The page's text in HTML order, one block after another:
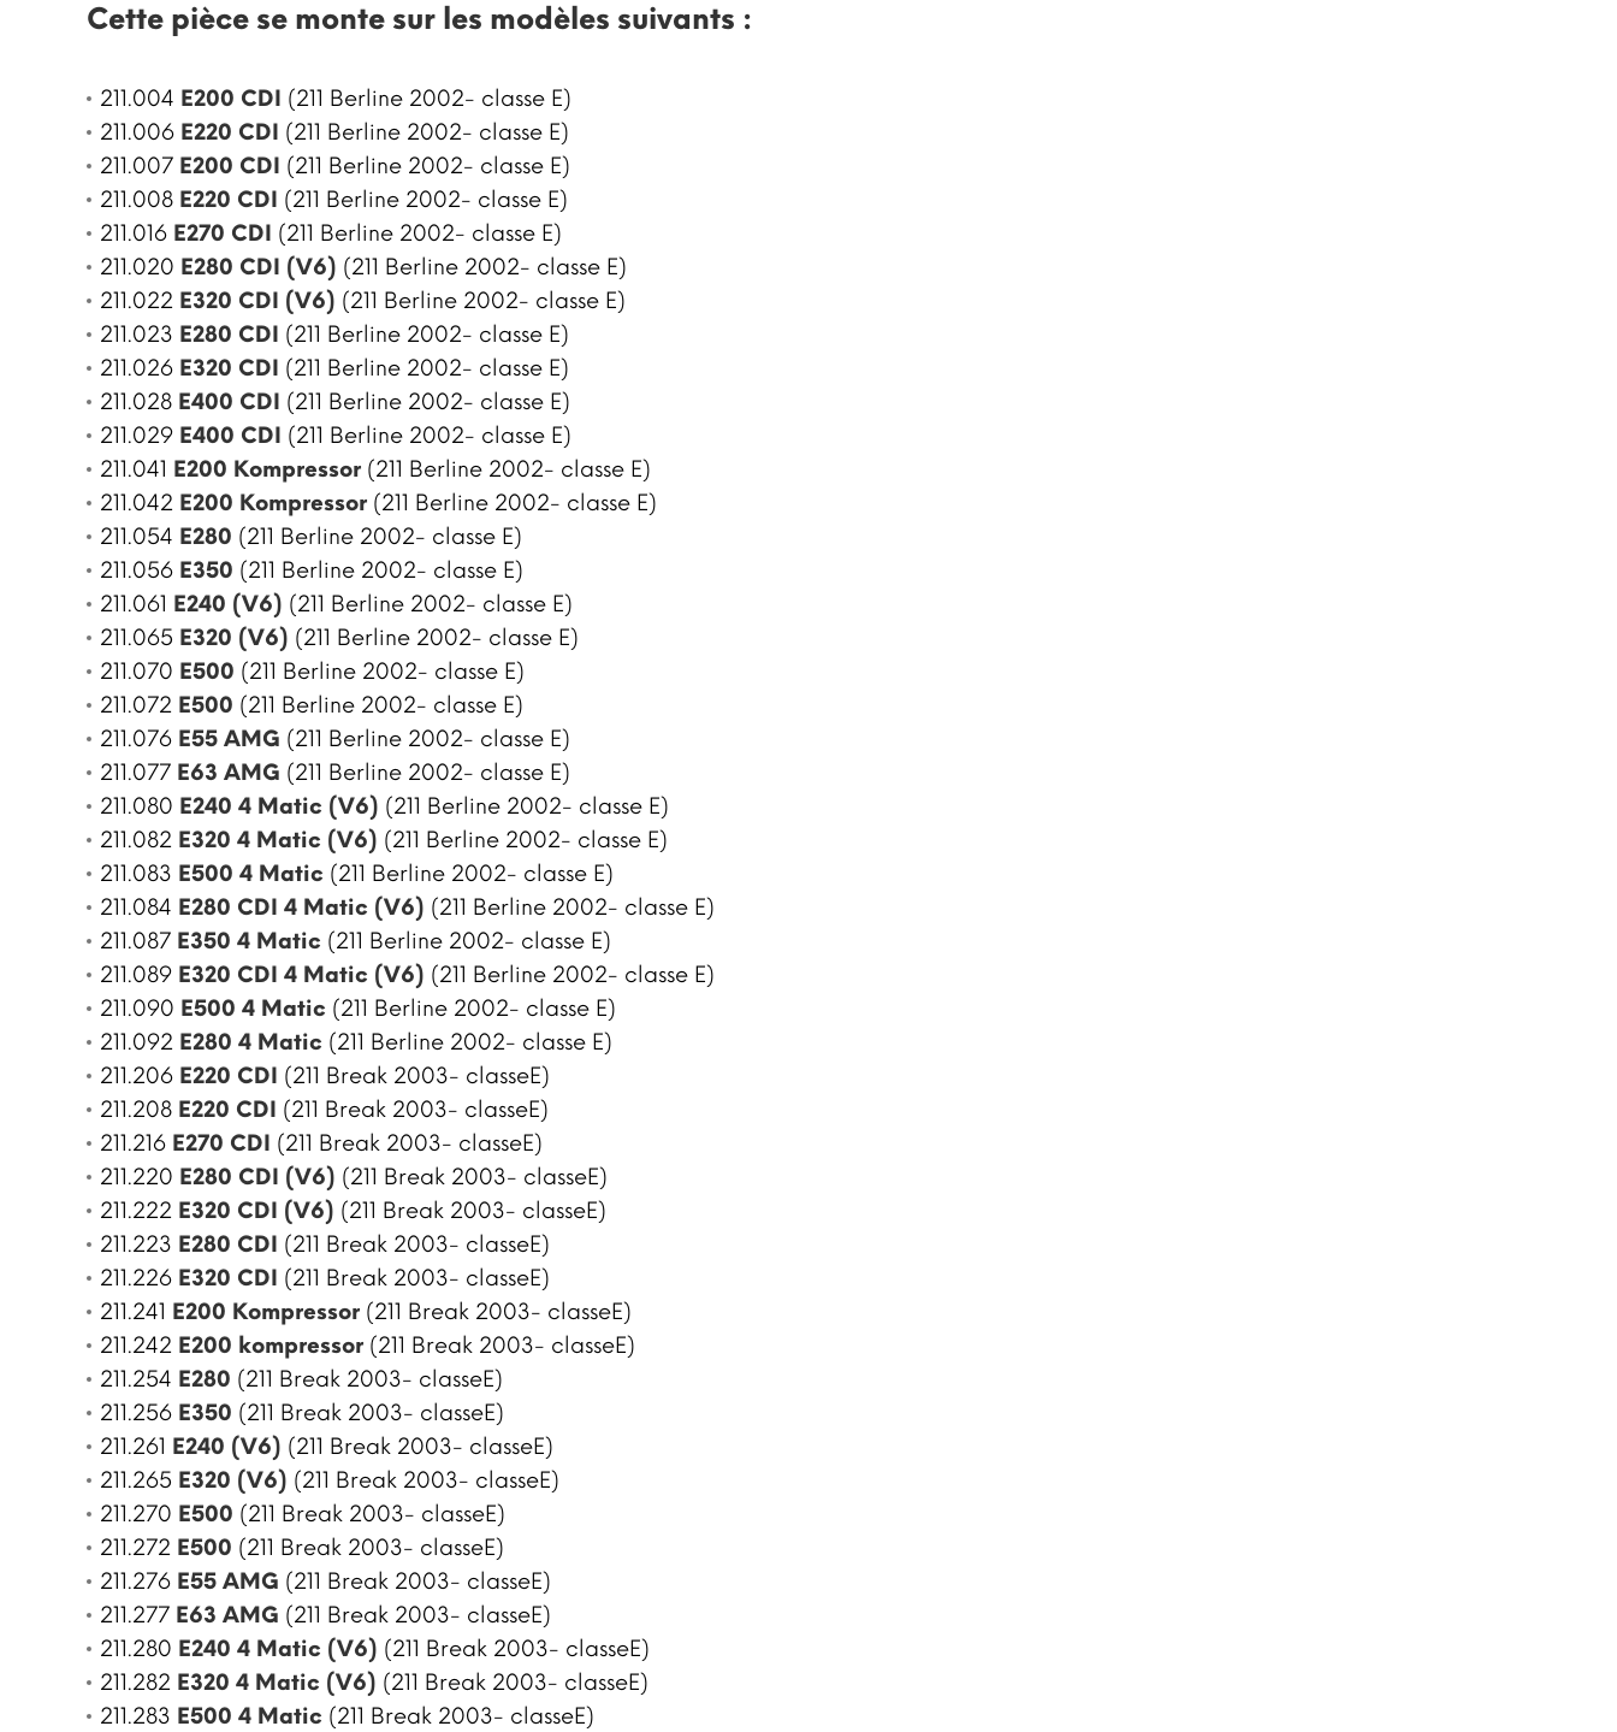
Cette pièce se monte sur les modèles suivants :
211.004 E200 CDI (211 Berline 2002- classe E)
211.006 E220 CDI (211 Berline 2002- classe E)
211.007 E200 CDI (211 Berline 2002- classe E)
211.008 E220 CDI (211 Berline 2002- classe E)
211.016 E270 CDI (211 Berline 2002- classe E)
211.020 E280 CDI (V6) (211 Berline 2002- classe E)
211.022 E320 CDI (V6) (211 Berline 2002- classe E)
211.023 E280 CDI (211 Berline 2002- classe E)
211.026 E320 CDI (211 Berline 2002- classe E)
211.028 E400 CDI (211 Berline 2002- classe E)
211.029 E400 CDI (211 Berline 2002- classe E)
211.041 E200 Kompressor (211 Berline 2002- classe E)
211.042 E200 Kompressor (211 Berline 2002- classe E)
211.054 E280 (211 Berline 2002- classe E)
211.056 E350 (211 Berline 2002- classe E)
211.061 E240 (V6) (211 Berline 2002- classe E)
211.065 E320 (V6) (211 Berline 2002- classe E)
211.070 E500 (211 Berline 2002- classe E)
211.072 E500 (211 Berline 2002- classe E)
211.076 E55 AMG (211 Berline 2002- classe E)
211.077 E63 AMG (211 Berline 2002- classe E)
211.080 E240 4 Matic (V6) (211 Berline 2002- classe E)
211.082 E320 4 Matic (V6) (211 Berline 2002- classe E)
211.083 E500 4 Matic (211 Berline 2002- classe E)
211.084 E280 CDI 4 Matic (V6) (211 Berline 2002- classe E)
211.087 E350 4 Matic (211 Berline 2002- classe E)
211.089 E320 CDI 4 Matic (V6) (211 Berline 2002- classe E)
211.090 E500 4 Matic (211 Berline 2002- classe E)
211.092 E280 4 Matic (211 Berline 2002- classe E)
211.206 E220 CDI (211 Break 2003- classeE)
211.208 E220 CDI (211 Break 2003- classeE)
211.216 E270 CDI (211 Break 2003- classeE)
211.220 E280 CDI (V6) (211 Break 2003- classeE)
211.222 E320 CDI (V6) (211 Break 2003- classeE)
211.223 E280 CDI (211 Break 2003- classeE)
211.226 E320 CDI (211 Break 2003- classeE)
211.241 E200 Kompressor (211 Break 2003- classeE)
211.242 E200 kompressor (211 Break 2003- classeE)
211.254 E280 (211 Break 2003- classeE)
211.256 E350 (211 Break 2003- classeE)
211.261 E240 (V6) (211 Break 2003- classeE)
211.265 E320 (V6) (211 Break 2003- classeE)
211.270 E500 (211 Break 2003- classeE)
211.272 E500 (211 Break 2003- classeE)
211.276 E55 AMG (211 Break 2003- classeE)
211.277 E63 AMG (211 Break 2003- classeE)
211.280 E240 4 Matic (V6) (211 Break 2003- classeE)
211.282 E320 4 Matic (V6) (211 Break 2003- classeE)
211.283 E500 4 Matic (211 Break 2003- classeE)